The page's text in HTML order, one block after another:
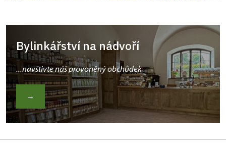
Bylinkářství na nádvoří
...navštivte náš provoněný obchůdek
→